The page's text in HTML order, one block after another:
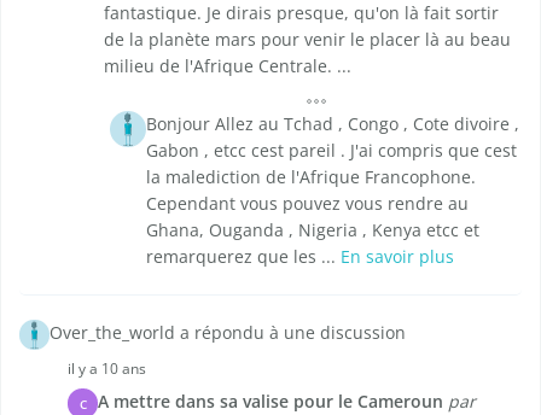
fantastique. Je dirais presque, qu'on là fait sortir
de la planète mars pour venir le placer là au beau
milieu de l'Afrique Centrale. ...
Bonjour Allez au Tchad , Congo , Cote divoire ,
Gabon , etcc cest pareil . J'ai compris que cest
la malediction de l'Afrique Francophone.
Cependant vous pouvez vous rendre au
Ghana, Ouganda , Nigeria , Kenya etcc et
remarquerez que les ... En savoir plus
Over_the_world a répondu à une discussion
il y a 10 ans
C A mettre dans sa valise pour le Cameroun par